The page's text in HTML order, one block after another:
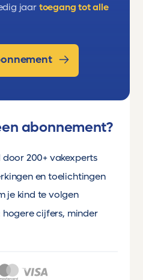
jaar toegang tot alle
abonnement?
200+ vakexperts
en toelichtingen
je kind te volgen
cijfers, minder